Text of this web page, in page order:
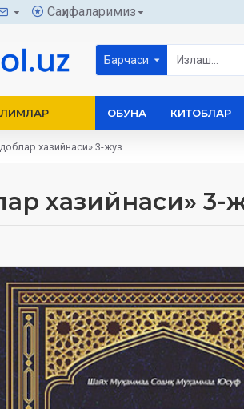
Саҳифаларимиз
Барчаси
ОБУНА КИТОБЛАР
хазийнаси» 3-жуз
хазийнаси» 3-